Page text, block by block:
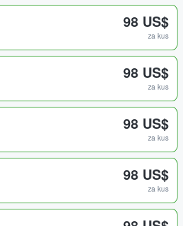
98 US$
za kus
98 US$
za kus
98 US$
za kus
98 US$
za kus